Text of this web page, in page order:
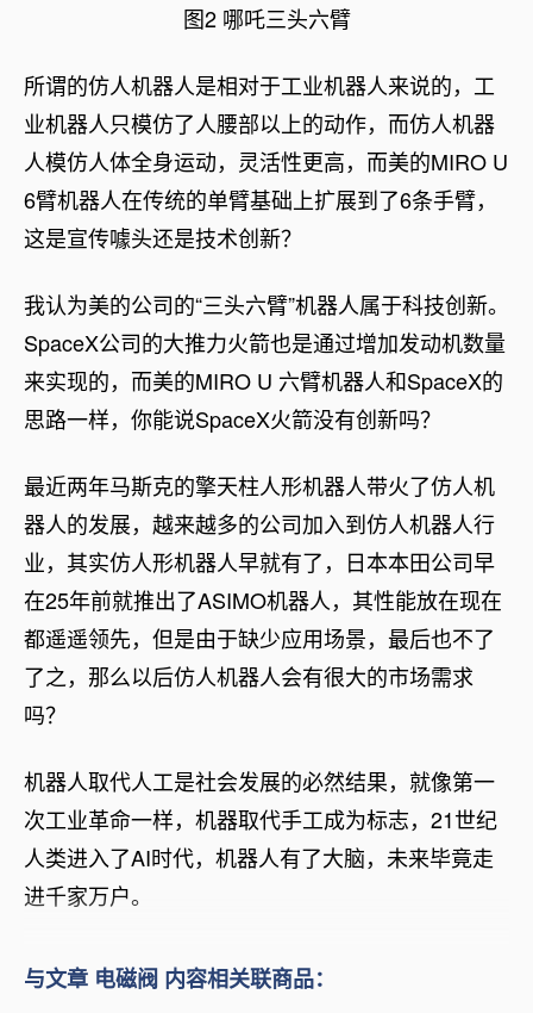
图2 哪吒三头六臂
所谓的仿人机器人是相对于工业机器人来说的，工
业机器人只模仿了人腰部以上的动作，而仿人机器
人模仿人体全身运动，灵活性更高，而美的MIRO U
6臂机器人在传统的单臂基础上扩展到了6条手臂，
这是宣传噱头还是技术创新？
我认为美的公司的“三头六臂”机器人属于科技创新。
SpaceX公司的大推力火箭也是通过增加发动机数量
来实现的，而美的MIRO U 六臂机器人和SpaceX的
思路一样，你能说SpaceX火箭没有创新吗？
最近两年马斯克的擎天柱人形机器人带火了仿人机
器人的发展，越来越多的公司加入到仿人机器人行
业，其实仿人形机器人早就有了，日本本田公司早
在25年前就推出了ASIMO机器人，其性能放在现在
都遥遥领先，但是由于缺少应用场景，最后也不了
了之，那么以后仿人机器人会有很大的市场需求
吗？
机器人取代人工是社会发展的必然结果，就像第一
次工业革命一样，机器取代手工成为标志，21世纪
人类进入了AI时代，机器人有了大脑，未来毕竟走
进千家万户。
与文章 电磁阀 内容相关联商品：